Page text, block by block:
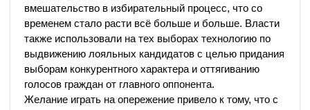
вмешательство в избирательный процесс, что со
временем стало расти всё больше и больше. Власти
также использовали на тех выборах технологию по
выдвижению лояльных кандидатов с целью придания
выборам конкурентного характера и оттягиванию
голосов граждан от главного оппонента.
Желание играть на опережение привело к тому, что с